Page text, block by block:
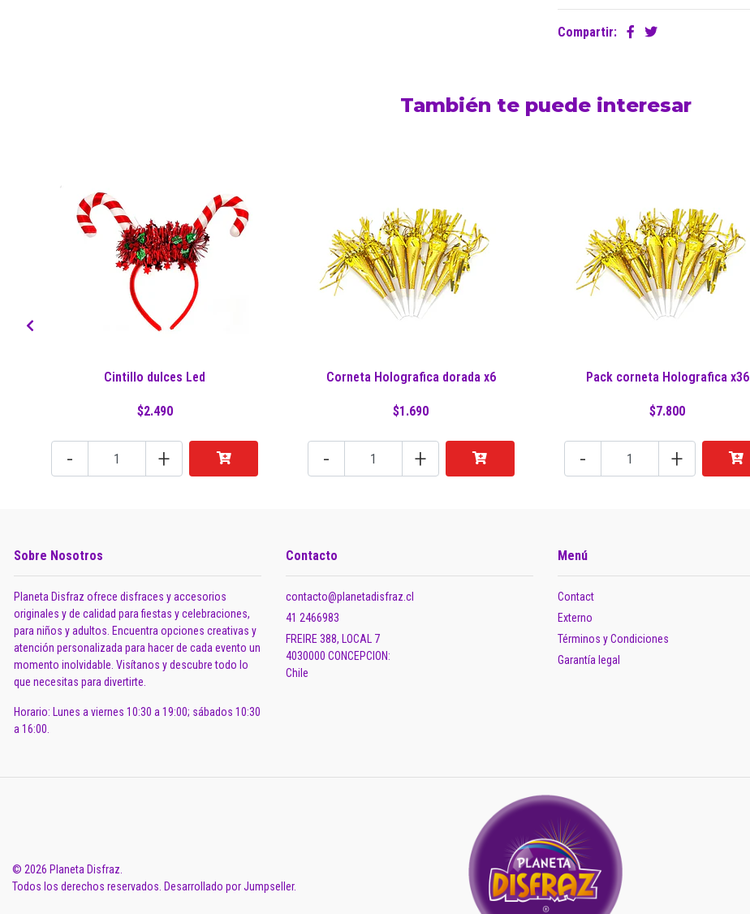
Compartir:
También te puede interesar
Cintillo dulces Led
$2.490
- +
Corneta Holografica dorada x6
$1.690
- +
Pack corneta Holografica x36
$7.800
- +
Sobre Nosotros
Planeta Disfraz ofrece disfraces y accesorios
originales y de calidad para fiestas y celebraciones,
para niños y adultos. Encuentra opciones creativas y
atención personalizada para hacer de cada evento un
momento inolvidable. Visítanos y descubre todo lo
que necesitas para divertirte.
Horario: Lunes a viernes 10:30 a 19:00; sábados 10:30
a 16:00.
Contacto
contacto@planetadisfraz.cl
41 2466983
FREIRE 388, LOCAL 7
4030000 CONCEPCION:
Chile
Menú
Contact
Externo
Términos y Condiciones
Garantía legal
© 2026 Planeta Disfraz.
Todos los derechos reservados. Desarrollado por Jumpseller.